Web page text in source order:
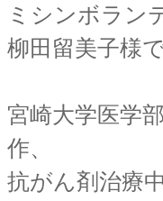
ミシンボラン
柳田留美子様
宮崎大学医学
作、
抗がん剤治療